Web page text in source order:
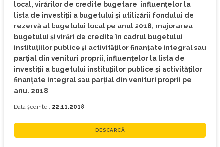
local, virărilor de credite bugetare, influențelor la
lista de investiții a bugetului și utilizării fondului de
rezervă al bugetului local pe anul 2018, majorarea
bugetului și virări de credite în cadrul bugetului
instituţiilor publice şi activităţilor finanţate integral sau
parţial din venituri proprii, influenţelor la lista de
investiţii a bugetului instituţiilor publice şi activităţilor
finanţate integral sau parţial din venituri proprii pe
anul 2018
Data ședinței: 22.11.2018
DESCARCĂ